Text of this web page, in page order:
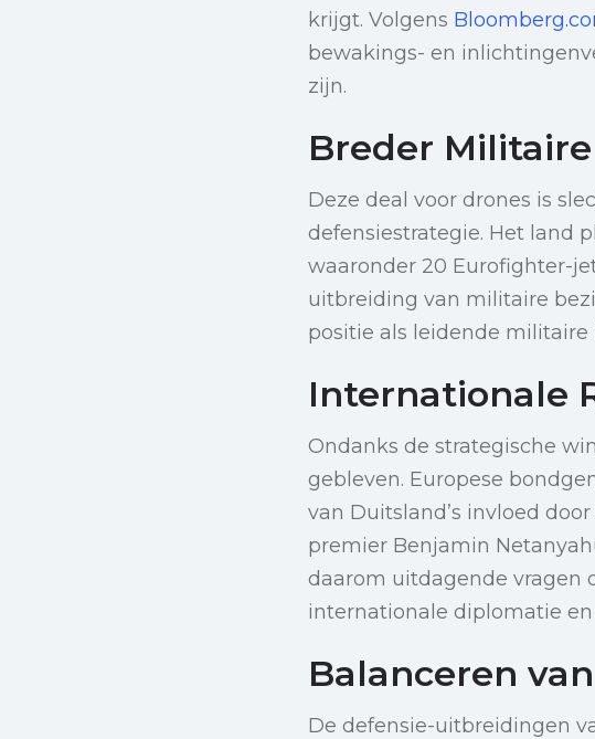
krijgt. Volgens
bewakings- en
zijn.
Breder
Deze deal voor drones is
defensiestrategie. Het land
waaronder 20 Eurofighter-
uitbreiding van militaire
positie als leidende
Internationale
Ondanks de strategische
gebleven. Europese
van Duitsland’s invloed
premier Benjamin
daarom uitdagende vragen
internationale diplomatie
Balanceren
De defensie-uitbreidingen